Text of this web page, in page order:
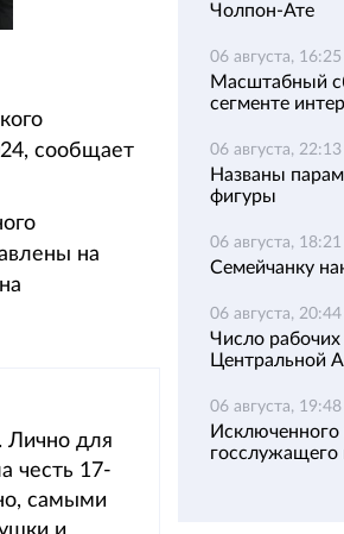
сообщает
на
Лично для
честь 17-
самыми
Чолпон-Ате
06 августа, 16:25
Масштабный
сегменте
06 августа, 22:13
Названы
фигуры
06 августа, 18:21
Семейчанку
06 августа, 20:44
Число
Центральной
06 августа, 19:48
госслужащего